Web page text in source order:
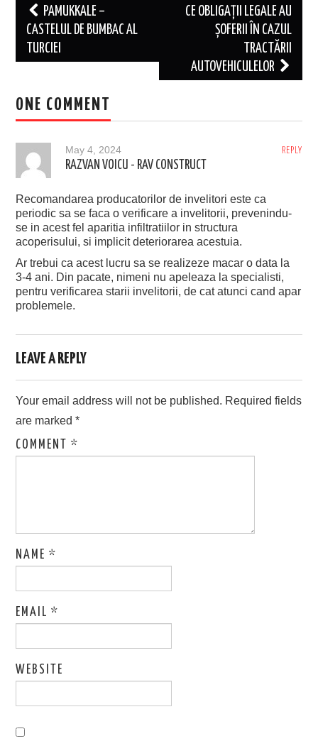
Post
navigation
PAMUKKALE –
CASTELUL DE BUMBAC AL
TURCIEI
CE OBLIGAȚII LEGALE AU
ȘOFERII ÎN CAZUL
TRACTĂRII
AUTOVEHICULELOR
ONE COMMENT
REPLY
May 4, 2024
RAZVAN VOICU - RAV CONSTRUCT
Recomandarea producatorilor de invelitori este ca
periodic sa se faca o verificare a invelitorii, prevenindu-
se in acest fel aparitia infiltratiilor in structura
acoperisului, si implicit deteriorarea acestuia.
Ar trebui ca acest lucru sa se realizeze macar o data la
3-4 ani. Din pacate, nimeni nu apeleaza la specialisti,
pentru verificarea starii invelitorii, de cat atunci cand apar
problemele.
LEAVE A REPLY
Your email address will not be published. Required fields
are marked*
COMMENT*
NAME*
EMAIL*
WEBSITE